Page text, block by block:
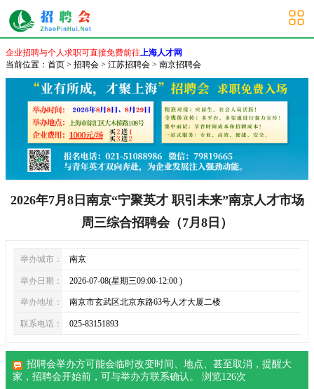
南京招聘会
企业招聘与个人求职可直接免费前往上海人才网
当前位置： 首页 > 招聘会 > 江苏招聘会 > 南京招聘会
2026年7月8日南京“宁聚英才 职引未来”南京人才市场
周三综合招聘会（7月8日）
举办城市： 南京
举办日期： 2026-07-08(星期三09:00-12:00 )
举办地址： 南京市玄武区北京东路63号人才大厦二楼
联系电话： 025-83151893
招聘会举办方可能会临时改变时间、地点、甚至取消，提醒大
家， 招聘会开始前，可与举办方联系确认。 浏览126次